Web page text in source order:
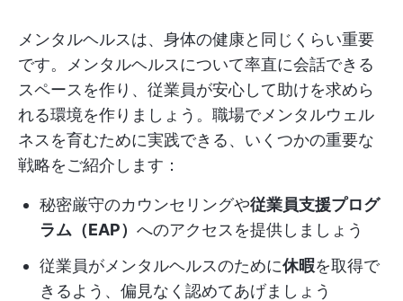
メンタルヘルスは、身体の健康と同じくらい重要
です。メンタルヘルスについて率直に会話できる
スペースを作り、従業員が安心して助けを求めら
れる環境を作りましょう。職場でメンタルウェル
ネスを育むために実践できる、いくつかの重要な
戦略をご紹介します：
秘密厳守のカウンセリングや従業員支援プログ
ラム（EAP） へのアクセスを提供しましょう
従業員がメンタルヘルスのために休暇を取得で
きるよう、偏見なく認めてあげましょう